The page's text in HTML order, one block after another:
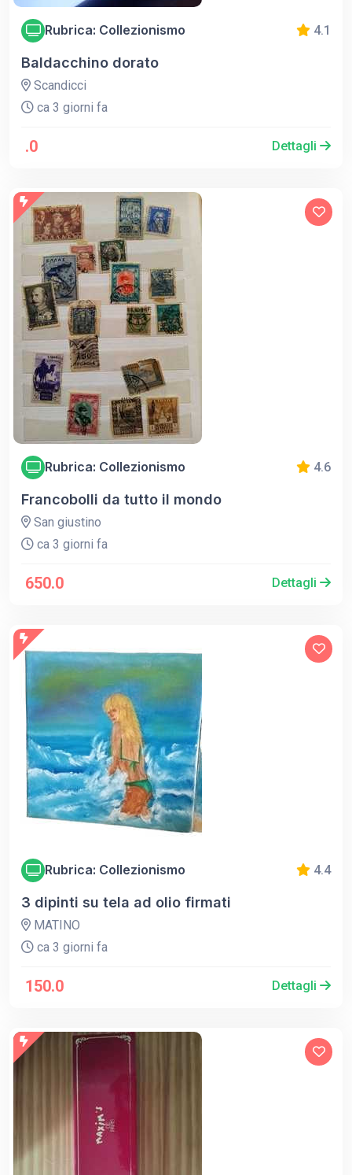
Rubrica: Collezionismo 4.1
Baldacchino dorato
Scandicci
ca 3 giorni fa
.0 Dettagli
Rubrica: Collezionismo 4.6
Francobolli da tutto il mondo
San giustino
ca 3 giorni fa
650.0 Dettagli
Rubrica: Collezionismo 4.4
3 dipinti su tela ad olio firmati
MATINO
ca 3 giorni fa
150.0 Dettagli